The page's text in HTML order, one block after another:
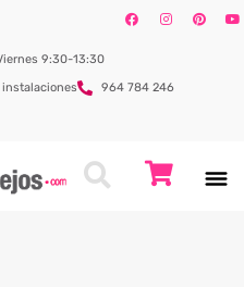
9:30-13:30
964 784 246